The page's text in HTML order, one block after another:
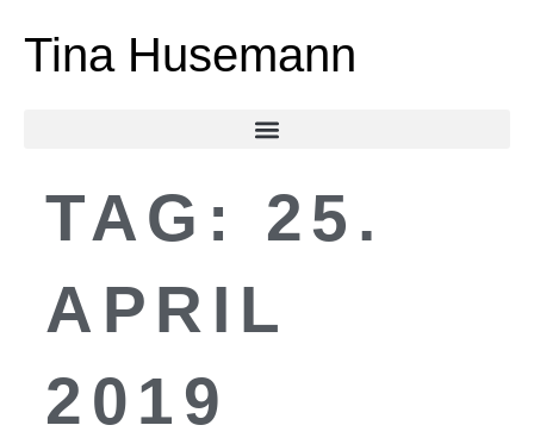
Tina Husemann
TAG: 25.
APRIL
2019